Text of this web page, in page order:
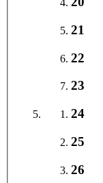
21
22
23
24
25
26